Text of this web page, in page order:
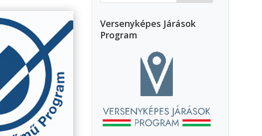
Versenyképes Járások
Program